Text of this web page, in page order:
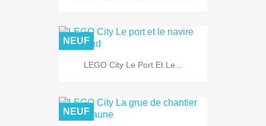
LEGO City Le Port Et Le...
NEUF
NEUF